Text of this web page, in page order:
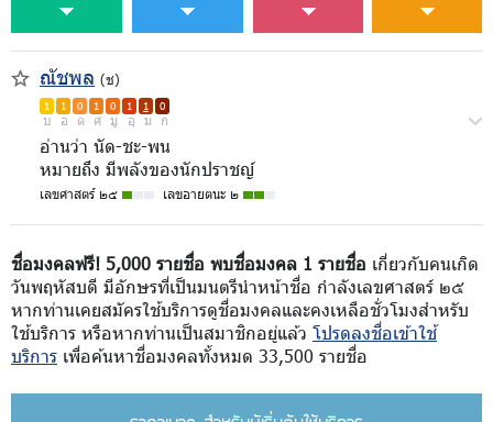
ณัชพล (ช)
1 1 0 1 0 1 1 0
บ อ ด ศ มู อุ ม ก
อ่านว่า นัด-ชะ-พน
หมายถึง มีพลังของนักปราชญ์
เลขศาสตร์ ๒๕ เลขอายตนะ ๒
ชื่อมงคลฟรี! 5,000 รายชื่อ พบชื่อมงคล 1 รายชื่อ เกี่ยวกับคนเกิด
วันพฤหัสบดี มีอักษรที่เป็นมนตรีนำหน้าชื่อ กำลังเลขศาสตร์ ๒๕
หากท่านเคยสมัครใช้บริการดูชื่อมงคลและคงเหลือชั่วโมงสำหรับ
ใช้บริการ หรือหากท่านเป็นสมาชิกอยู่แล้ว โปรดลงชื่อเข้าใช้
บริการ เพื่อค้นหาชื่อมงคลทั้งหมด 33,500 รายชื่อ